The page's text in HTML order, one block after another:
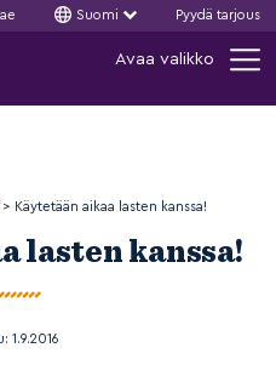
Suomi Pyydä tarjous
Avaa valikko
> Käytetään aikaa lasten kanssa!
lasten kanssa!
1.9.2016